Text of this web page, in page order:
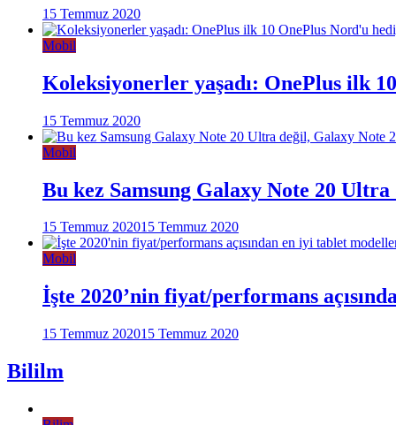
15 Temmuz 2020
Mobil
Koleksiyonerler yaşadı: OnePlus ilk
15 Temmuz 2020
Mobil
Bu kez Samsung Galaxy Note 20
15 Temmuz 202015 Temmuz 2020
Mobil
İşte 2020’nin fiyat/performans
15 Temmuz 202015 Temmuz 2020
Bililm